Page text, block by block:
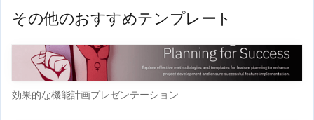
その他のおすすめテンプレート
効果的な機能計画プレゼンテーション